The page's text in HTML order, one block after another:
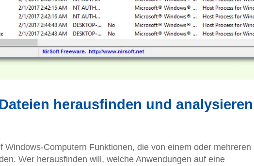
herausfinden und analysieren
Windows-Computern Funktionen, die von einem oder mehreren
Wer herausfinden will, welche Anwendungen auf eine